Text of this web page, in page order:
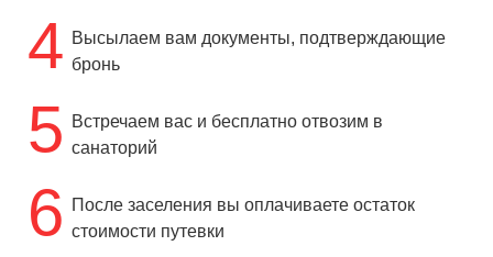
4 Высылаем вам документы, подтверждающие
бронь
5
Встречаем вас и бесплатно отвозим в
санаторий
6
После заселения вы оплачиваете остаток
стоимости путевки